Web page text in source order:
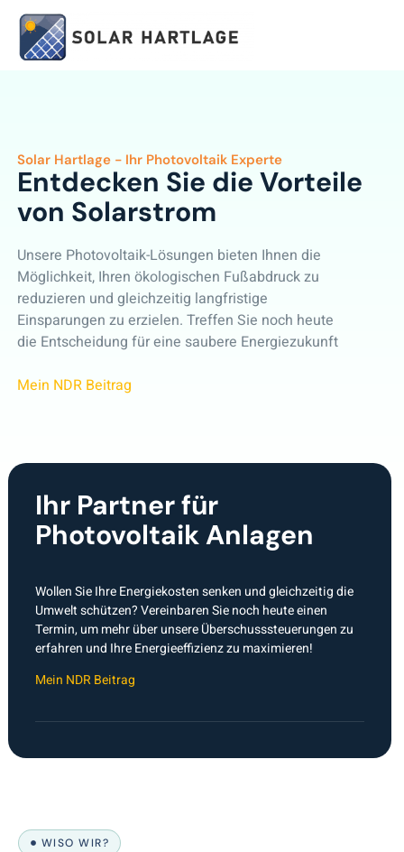
Solar Hartlage - Ihr Photovoltaik Experte
Entdecken Sie die Vorteile
von Solarstrom
Unsere Photovoltaik-Lösungen bieten Ihnen die
Möglichkeit, Ihren ökologischen Fußabdruck zu
reduzieren und gleichzeitig langfristige
Einsparungen zu erzielen. Treffen Sie noch heute
die Entscheidung für eine saubere Energiezukunft
Mein NDR Beitrag
Ihr Partner für
Photovoltaik Anlagen
Wollen Sie Ihre Energiekosten senken und gleichzeitig die
Umwelt schützen? Vereinbaren Sie noch heute einen
Termin, um mehr über unsere Überschusssteuerungen zu
erfahren und Ihre Energieeffizienz zu maximieren!
Mein NDR Beitrag
WISO WIR?